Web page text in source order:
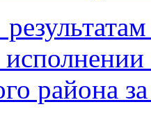
района